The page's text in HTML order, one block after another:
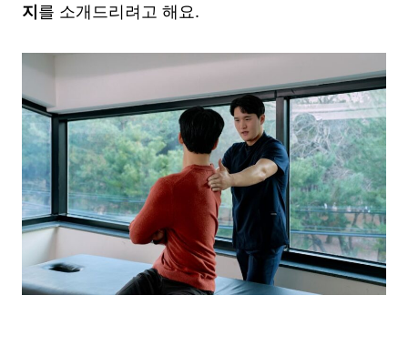
지를 소개드리려고 해요.